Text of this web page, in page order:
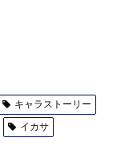
キャラストーリー
イカサ